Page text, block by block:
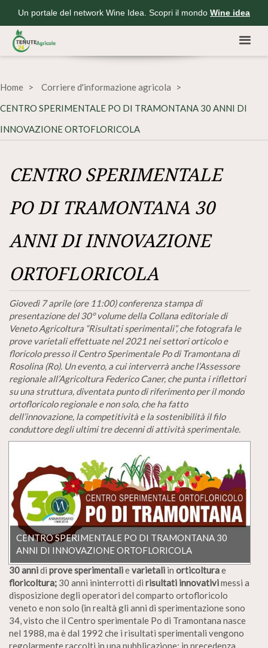
Un portale del network Wine Idea. Scopri il mondo Wine idea
Home
Corriere d'informazione agricola
CENTRO SPERIMENTALE PO DI TRAMONTANA 30 ANNI DI
INNOVAZIONE ORTOFLORICOLA
CENTRO SPERIMENTALE
PO DI TRAMONTANA 30
ANNI DI INNOVAZIONE
ORTOFLORICOLA
Giovedì 7 aprile (ore 11:00) conferenza stampa di
presentazione del 30° volume della Collana editoriale di
Veneto Agricoltura “Risultati sperimentali”, che fotografa le
prove varietali effettuate nel 2021 nei settori orticolo e
floricolo presso il Centro Sperimentale Po di Tramontana di
Rosolina (Ro). Un evento, a cui interverrà anche l’Assessore
regionale all’Agricoltura Federico Caner, che punta i riflettori
su una struttura, diventata punto di riferimento per il mondo
ortofloricolo regionale e non solo, che ha fatto
dell’innovazione, la competitività e la sostenibilità il filo
conduttore degli ultimi tre decenni di attività sperimentale.
CENTRO SPERIMENTALE PO DI TRAMONTANA 30
ANNI DI INNOVAZIONE ORTOFLORICOLA
30 annidi prove sperimentalievarietali in orticolturae
floricoltura; 30 anni ininterrotti di risultati innovativimessi a
disposizione degli operatori del comparto ortofloricolo
veneto e non solo (in realtà gli anni di sperimentazione sono
34, visto che il Centro sperimentale Po di Tramontana nasce
nel 1988, ma è dal 1992 che i risultati sperimentali vengono
regolarmente raccolti in una pubblicazione; in precedenza